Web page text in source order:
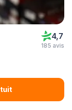
4,7
185 avis